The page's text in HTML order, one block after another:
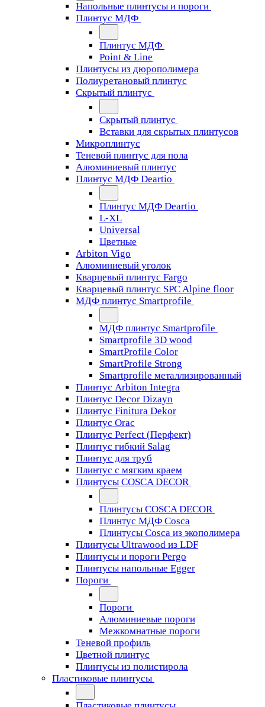
Напольные плинтусы и пороги
Плинтус МДФ
Плинтус МДФ
Point & Line
Плинтусы из дюрополимера
Полиуретановый плинтус
Скрытый плинтус
Скрытый плинтус
Вставки для скрытых плинтусов
Микроплинтус
Теневой плинтус для пола
Алюминиевый плинтус
Плинтус МДФ Deartio
Плинтус МДФ Deartio
L-XL
Universal
Цветные
Arbiton Vigo
Алюминиевый уголок
Кварцевый плинтус Fargo
Кварцевый плинтус SPC Alpine floor
МДФ плинтус Smartprofile
МДФ плинтус Smartprofile
Smartprofile 3D wood
SmartProfile Color
SmartProfile Strong
Smartprofile металлизированный
Плинтус Arbiton Integra
Плинтус Decor Dizayn
Плинтус Finitura Dekor
Плинтус Orac
Плинтус Perfect (Перфект)
Плинтус гибкий Salag
Плинтус для труб
Плинтус с мягким краем
Плинтусы COSCA DECOR
Плинтусы COSCA DECOR
Плинтус МДФ Cosca
Плинтусы Cosca из экополимера
Плинтусы Ultrawood из LDF
Плинтусы и пороги Pergo
Плинтусы напольные Egger
Пороги
Пороги
Алюминиевые пороги
Межкомнатные пороги
Теневой профиль
Цветной плинтус
Плинтусы из полистирола
Пластиковые плинтусы